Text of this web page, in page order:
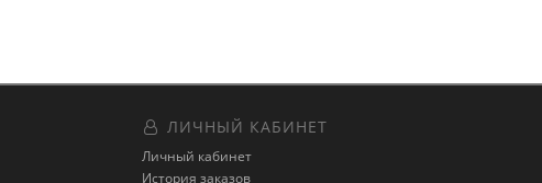
ЛИЧНЫЙ КАБИНЕТ
Личный кабинет
История заказов